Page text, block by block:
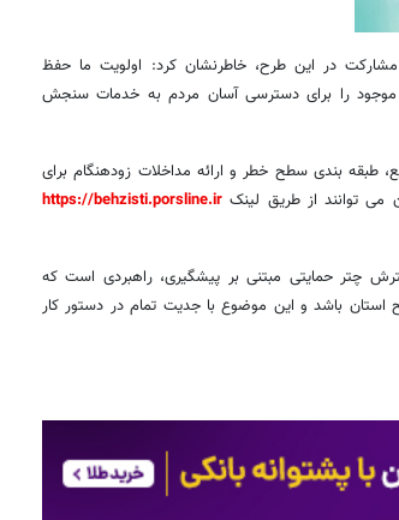
در این طرح، خاطرنشان کرد: اولویت ما حفظ
را برای دسترسی آسان مردم به خدمات سنجش
بندی سطح خطر و ارائه مداخلات زودهنگام برای
توانند از طریق لینک https://behzisti.porsline.ir
چتر حمایتی مبتنی بر پیشگیری، راهبردی است که
باشد و این موضوع با جدیت تمام در دستور کار